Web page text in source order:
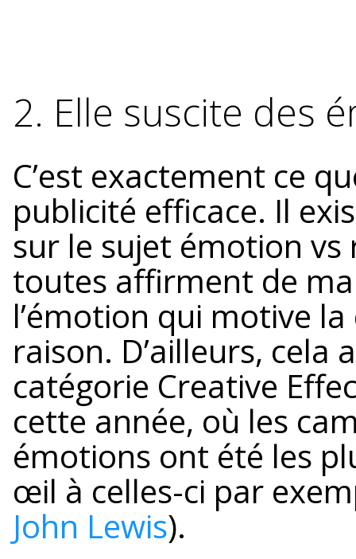
2. Elle suscite des
C’est exactement ce
publicité efficace. Il
sur le sujet émotion
toutes affirment de
l’émotion qui motive
raison. D’ailleurs,
catégorie Creative
cette année, où les
émotions ont été les
œil à celles-ci par
John Lewis).